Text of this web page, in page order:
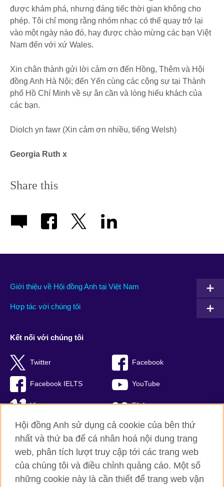
được khám phá, nhưng đáng tiếc thời gian không cho
phép. Tôi chỉ mong rằng nhóm nhạc có thể quay trở lại
vào một ngày nào đó, hay được chào mừng các bạn Việt
Nam đến với xứ Wales.
Xin chân thành gửi lời cảm ơn đến Hồng, Thêm và Hội
đồng Anh Hà Nội; đến Yến cùng các cộng sự tại Thành
phố Hồ Chí Minh về sự ân cần và lòng hiếu khách của
các bạn.
Diolch yn fawr (Xin cảm ơn nhiều, tiếng Welsh)
Georgia Ruth x
Share this
Giới thiệu về Hội đồng Anh tại Việt Nam
Hợp tác với chúng tôi
Kết nối với chúng tôi
Twitter Facebook
Facebook IELTS YouTube
Vimeo Flickr
RSS TikTok
Hội đồng Anh toàn cầu
Hội đồng Anh sử dụng cả cookie của bên thứ
nhất và thứ ba để cá nhân hoá nội dung trang
web, phân tích lượt truy cập tới các trang web
của chúng tôi và điều chỉnh quảng cáo. Một số
những cookie này là cần thiết để trang web vận